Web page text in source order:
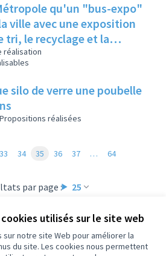
utilisés sur le site web
notre site Web pour améliorer la
du site. Les cookies nous permettent
qu'un "bus-expo"
ville avec une exposition
tri, le recyclage et la
détritus
réalisation
silo de verre une poubelle
Propositions réalisées
par page : 25
33 34 35 36 37 … 64